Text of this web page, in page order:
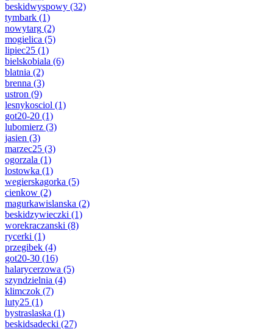
beskidwyspowy (32)
tymbark (1)
nowytarg (2)
mogielica (5)
lipiec25 (1)
bielskobiala (6)
blatnia (2)
brenna (3)
ustron (9)
lesnykosciol (1)
got20-20 (1)
lubomierz (3)
jasien (3)
marzec25 (3)
ogorzala (1)
lostowka (1)
wegierskagorka (5)
cienkow (2)
magurkawislanska (2)
beskidzywieczki (1)
worekraczanski (8)
rycerki (1)
przegibek (4)
got20-30 (16)
halarycerzowa (5)
szyndzielnia (4)
klimczok (7)
luty25 (1)
bystraslaska (1)
beskidsadecki (27)